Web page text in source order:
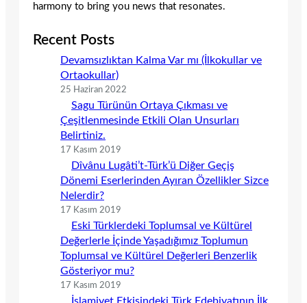
harmony to bring you news that resonates.
Recent Posts
Devamsızlıktan Kalma Var mı (İlkokullar ve
Ortaokullar)
25 Haziran 2022
Sagu Türünün Ortaya Çıkması ve
Çeşitlenmesinde Etkili Olan Unsurları
Belirtiniz.
17 Kasım 2019
Dîvânu Lugâti’t-Türk’ü Diğer Geçiş
Dönemi Eserlerinden Ayıran Özellikler Sizce
Nelerdir?
17 Kasım 2019
Eski Türklerdeki Toplumsal ve Kültürel
Değerlerle İçinde Yaşadığımız Toplumun
Toplumsal ve Kültürel Değerleri Benzerlik
Gösteriyor mu?
17 Kasım 2019